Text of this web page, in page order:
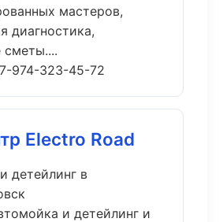
мастеров,
диагностика,
сметы....
974-323-45-72
Electro Road
детейлинг в
и детейлинг и